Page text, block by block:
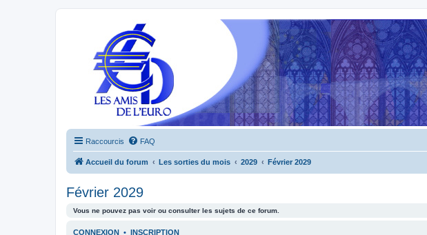
Raccourcis FAQ
Accueil du forum Les sorties du mois 2029 Février 2029
Février 2029
Vous ne pouvez pas voir ou consulter les sujets de ce forum.
CONNEXION • INSCRIPTION